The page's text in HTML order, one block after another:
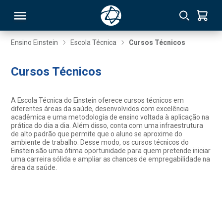
Ensino Einstein Escola Técnica Cursos Técnicos
Cursos Técnicos
A Escola Técnica do Einstein oferece cursos técnicos em
diferentes áreas da saúde, desenvolvidos com excelência
acadêmica e uma metodologia de ensino voltada à aplicação na
prática do dia a dia. Além disso, conta com uma infraestrutura
de alto padrão que permite que o aluno se aproxime do
ambiente de trabalho. Desse modo, os cursos técnicos do
Einstein são uma ótima oportunidade para quem pretende iniciar
uma carreira sólida e ampliar as chances de empregabilidade na
área da saúde.